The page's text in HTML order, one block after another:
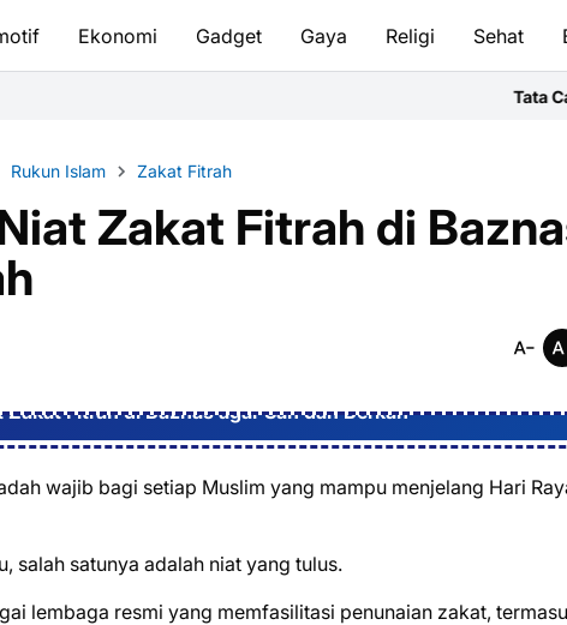
Ekonomi Gadget Gaya Religi Sehat
Tata Cara Bersuci
Rukun Islam Zakat Fitrah
Zakat Fitrah di
Fitrah di Baznas agar Sah dan Berkah
wajib bagi setiap Muslim yang mampu menjelang Hari
salah satunya adalah niat yang tulus.
lembaga resmi yang memfasilitasi penunaian zakat,